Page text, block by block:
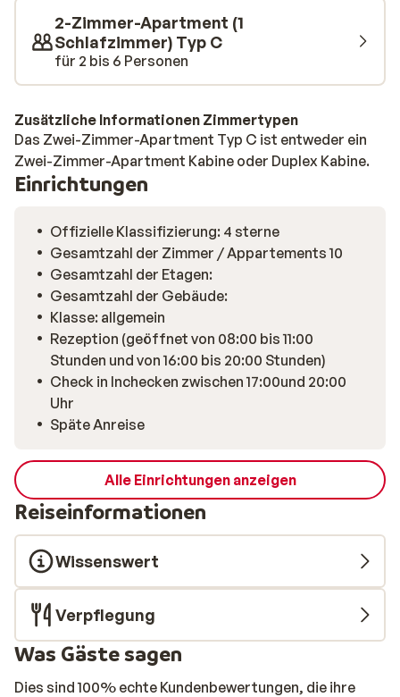
Beenden Sie den Abend stilvoll mit einem traditionellen
französischen Essen und zaubern Sie sich ein Raclette
oder Fondue auf den Tisch (Geräte bekommen Sie
komfortabel eingerichteten Apartments bieten Ihnen
die Ruhe, die Sie nach einem langen und aktiven Tag
brauchen. Außerdem können Sie im beheizten
Hallenbad noch ein paar Bahnen ziehen oder in der
entspannen lassen.
2-Zimmer-Apartment (1
Schlafzimmer) Typ C
für 2 bis 6 Personen
Zusätzliche Informationen Zimmertypen
Das Zwei-Zimmer-Apartment Typ C ist entweder ein
Zwei-Zimmer-Apartment Kabine oder Duplex Kabine.
Einrichtungen
Offizielle Klassifizierung: 4 sterne
Gesamtzahl der Zimmer / Appartements 10
Gesamtzahl der Etagen:
Gesamtzahl der Gebäude:
Klasse: allgemein
Rezeption (geöffnet von 08:00 bis 11:00
Stunden und von 16:00 bis 20:00 Stunden)
Check in Inchecken zwischen 17:00und 20:00
Uhr
Späte Anreise
Alle Einrichtungen anzeigen
Reiseinformationen
Wissenswert
Verpflegung
Was Gäste sagen
Dies sind 100% echte Kundenbewertungen, die ihre